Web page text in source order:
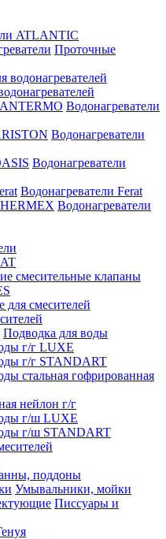
ATLANTIC
Проточные
Водонагреватели
Водонагреватели
Водонагреватели
Водонагреватели Ferat
Водонагреватели
смесительные клапаны
смесителей
Подводка для воды
г/г LUXE
г/г STANDART
стальная гофрированная
нейлон г/г
г/ш LUXE
г/ш STANDART
поддоны
Умывальники, мойки
Писсуары и